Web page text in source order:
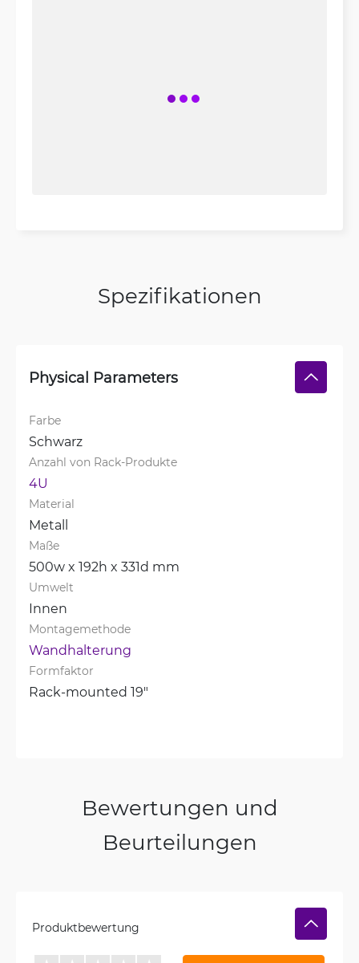
Spezifikationen
Physical Parameters
Farbe
Schwarz
Anzahl von Rack-Produkte
4U
Material
Metall
Maße
500w x 192h x 331d mm
Umwelt
Innen
Montagemethode
Wandhalterung
Formfaktor
Rack-mounted 19"
Bewertungen und
Beurteilungen
Produktbewertung